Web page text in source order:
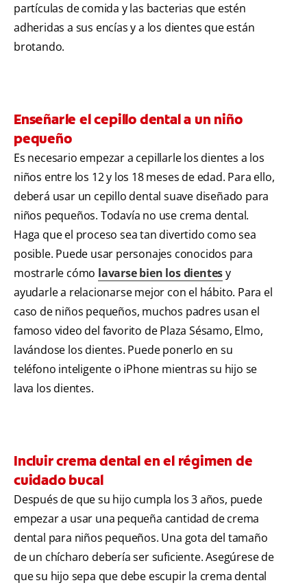
partículas de comida y las bacterias que estén
adheridas a sus encías y a los dientes que están
brotando.
Enseñarle el cepillo dental a un niño
pequeño
Es necesario empezar a cepillarle los dientes a los
niños entre los 12 y los 18 meses de edad. Para ello,
deberá usar un cepillo dental suave diseñado para
niños pequeños. Todavía no use crema dental.
Haga que el proceso sea tan divertido como sea
posible. Puede usar personajes conocidos para
mostrarle cómo lavarse bien los dientesy
ayudarle a relacionarse mejor con el hábito. Para el
caso de niños pequeños, muchos padres usan el
famoso video del favorito de Plaza Sésamo, Elmo,
lavándose los dientes. Puede ponerlo en su
teléfono inteligente o iPhone mientras su hijo se
lava los dientes.
Incluir crema dental en el régimen de
cuidado bucal
Después de que su hijo cumpla los 3 años, puede
empezar a usar una pequeña cantidad de crema
dental para niños pequeños. Una gota del tamaño
de un chícharo debería ser suficiente. Asegúrese de
que su hijo sepa que debe escupir la crema dental